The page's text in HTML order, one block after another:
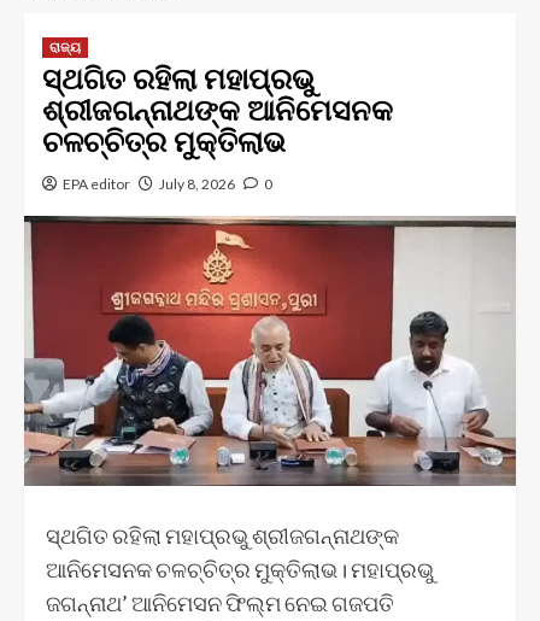
ରାଜ୍ୟ
ସ୍ଥଗିତ ରହିଲା ମହାପ୍ରଭୁ
ଶ୍ରୀଜଗନ୍ନାଥଙ୍କ ଆନିମେସନକ
ଚଳଚ୍ଚିତ୍ର ମୁକ୍ତିଲାଭ
EPA editor July 8, 2026 0
ସ୍ଥଗିତ ରହିଲା ମହାପ୍ରଭୁ ଶ୍ରୀଜଗନ୍ନାଥଙ୍କ
ଆନିମେସନକ ଚଳଚ୍ଚିତ୍ର ମୁକ୍ତିଲାଭ। ମହାପ୍ରଭୁ
ଜଗନ୍ନାଥ’ ଆନିମେସନ ଫିଲ୍ମ ନେଇ ଗଜପତି